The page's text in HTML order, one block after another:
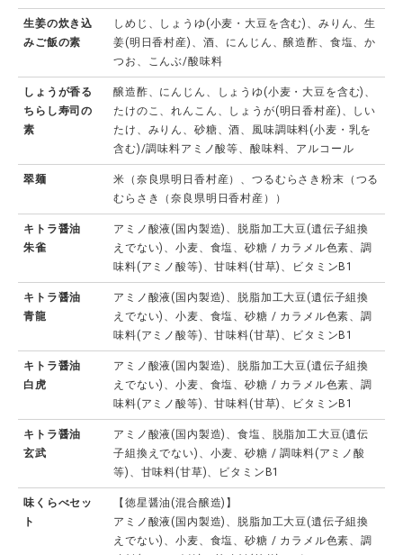
生姜の炊き込
みご飯の素
しめじ、しょうゆ(小麦・大豆を含む)、みりん、生
姜(明日香村産)、酒、にんじん、醸造酢、食塩、か
つお、こんぶ/酸味料
しょうが香る
ちらし寿司の
素
醸造酢、にんじん、しょうゆ(小麦・大豆を含む)、
たけのこ、れんこん、しょうが(明日香村産)、しい
たけ、みりん、砂糖、酒、風味調味料(小麦・乳を
含む)/調味料アミノ酸等、酸味料、アルコール
翠麺
米（奈良県明日香村産）、つるむらさき粉末（つる
むらさき（奈良県明日香村産））
キトラ醤油
朱雀
アミノ酸液(国内製造)、脱脂加工大豆(遺伝子組換
えでない)、小麦、食塩、砂糖 / カラメル色素、調
味料(アミノ酸等)、甘味料(甘草)、ビタミンB1
キトラ醤油
青龍
アミノ酸液(国内製造)、脱脂加工大豆(遺伝子組換
えでない)、小麦、食塩、砂糖 / カラメル色素、調
味料(アミノ酸等)、甘味料(甘草)、ビタミンB1
キトラ醤油
白虎
アミノ酸液(国内製造)、脱脂加工大豆(遺伝子組換
えでない)、小麦、食塩、砂糖 / カラメル色素、調
味料(アミノ酸等)、甘味料(甘草)、ビタミンB1
キトラ醤油
玄武
アミノ酸液(国内製造)、食塩、脱脂加工大豆(遺伝
子組換えでない)、小麦、砂糖 / 調味料(アミノ酸
等)、甘味料(甘草)、ビタミンB1
味くらべセッ
ト
【徳星醤油(混合醸造)】
アミノ酸液(国内製造)、脱脂加工大豆(遺伝子組換
えでない)、小麦、食塩、砂糖 / カラメル色素、調